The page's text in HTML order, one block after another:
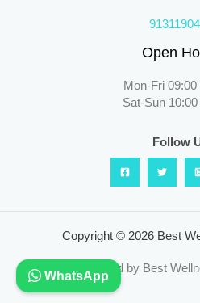
Open
Mon-Fri 09:00
Sat-Sun
Follow
Copyright © 2026 Best
Powered by Best
WhatsApp